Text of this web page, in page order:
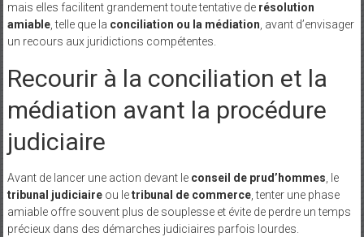
mais elles facilitent grandement toute tentative de résolution
amiable, telle que la conciliation ou la médiation , avant d’envisager
un recours aux juridictions compétentes.
Recourir à la conciliation et la
médiation avant la procédure
judiciaire
Avant de lancer une action devant le conseil de prud’hommes , le
tribunal judiciaireou letribunal de commerce, tenter une phase
amiable offre souvent plus de souplesse et évite de perdre un temps
précieux dans des démarches judiciaires parfois lourdes.